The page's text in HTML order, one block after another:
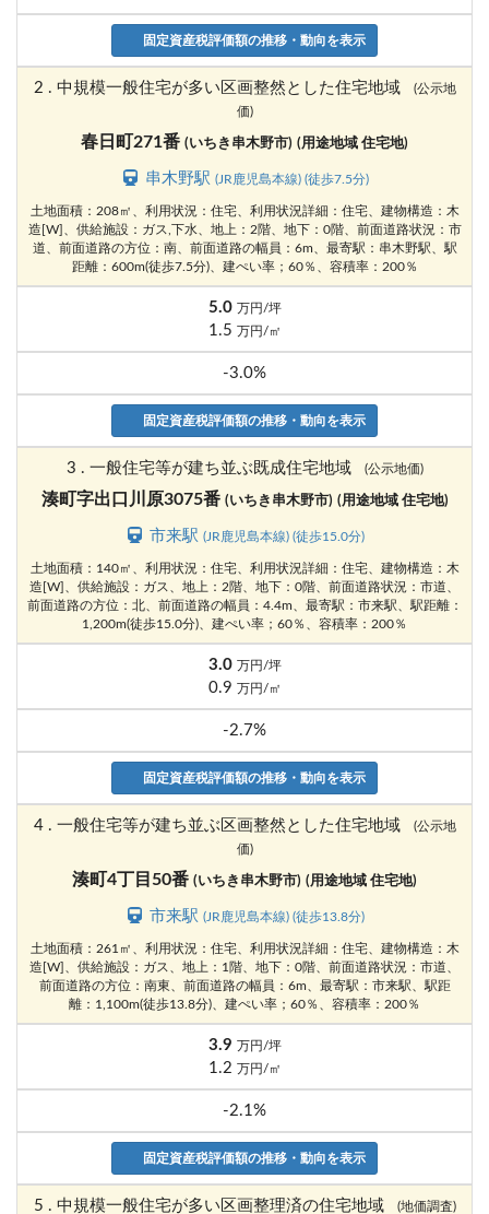
固定資産税評価額の推移・動向を表示
2 . 中規模一般住宅が多い区画整然とした住宅地域
(公示地
価)
春日町271番 (いちき串木野市) (用途地域 住宅地)
串木野駅(JR鹿児島本線) (徒歩7.5分)
土地面積：208㎡、利用状況：住宅、利用状況詳細：住宅、建物構造：木
造[W]、供給施設：ガス,下水、地上：2階、地下：0階、前面道路状況：市
道、前面道路の方位：南、前面道路の幅員：6m、最寄駅：串木野駅、駅
距離：600m(徒歩7.5分)、建ぺい率；60％、容積率：200％
5.0 万円/坪
1.5 万円/㎡
-3.0%
固定資産税評価額の推移・動向を表示
3 . 一般住宅等が建ち並ぶ既成住宅地域 (公示地価)
湊町字出口川原3075番 (いちき串木野市) (用途地域 住宅地)
市来駅(JR鹿児島本線) (徒歩15.0分)
土地面積：140㎡、利用状況：住宅、利用状況詳細：住宅、建物構造：木
造[W]、供給施設：ガス、地上：2階、地下：0階、前面道路状況：市道、
前面道路の方位：北、前面道路の幅員：4.4m、最寄駅：市来駅、駅距離：
1,200m(徒歩15.0分)、建ぺい率；60％、容積率：200％
3.0 万円/坪
0.9 万円/㎡
-2.7%
固定資産税評価額の推移・動向を表示
4 . 一般住宅等が建ち並ぶ区画整然とした住宅地域
(公示地
価)
湊町4丁目50番 (いちき串木野市) (用途地域 住宅地)
市来駅(JR鹿児島本線) (徒歩13.8分)
土地面積：261㎡、利用状況：住宅、利用状況詳細：住宅、建物構造：木
造[W]、供給施設：ガス、地上：1階、地下：0階、前面道路状況：市道、
前面道路の方位：南東、前面道路の幅員：6m、最寄駅：市来駅、駅距
離：1,100m(徒歩13.8分)、建ぺい率；60％、容積率：200％
3.9 万円/坪
1.2 万円/㎡
-2.1%
固定資産税評価額の推移・動向を表示
5 . 中規模一般住宅が多い区画整理済の住宅地域 (地価調査)